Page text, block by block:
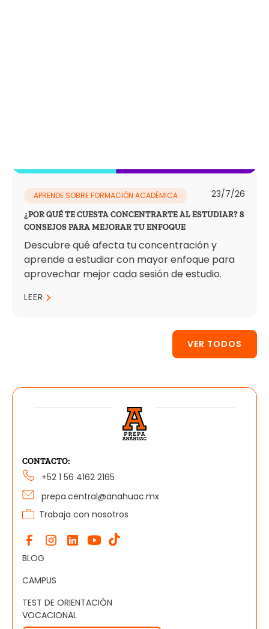
APRENDE SOBRE FORMACIÓN ACADÉMICA 23/7/26
¿POR QUÉ TE CUESTA CONCENTRARTE AL ESTUDIAR? 8
CONSEJOS PARA MEJORAR TU ENFOQUE
Descubre qué afecta tu concentración y
aprende a estudiar con mayor enfoque para
aprovechar mejor cada sesión de estudio.
LEER
VER TODOS
CONTACTO:
+52 1 56 4162 2165
prepa.central@anahuac.mx
Trabaja con nosotros
BLOG
CAMPUS
TEST DE ORIENTACIÓN
VOCACIONAL